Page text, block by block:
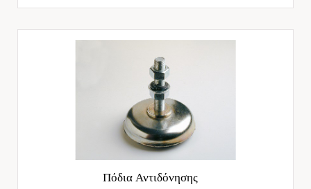
Πόδια Αντιδόνησης